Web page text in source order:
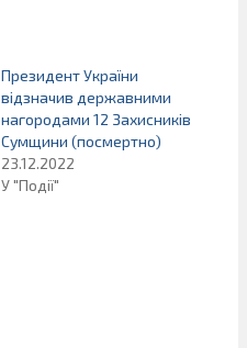
Президент України
відзначив державними
нагородами 12 Захисників
Сумщини (посмертно)
23.12.2022
У "Події"